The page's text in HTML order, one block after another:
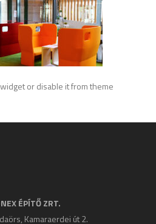
or disable it from theme
ÉPÍTŐ ZRT.
Kamaraerdei út 2.